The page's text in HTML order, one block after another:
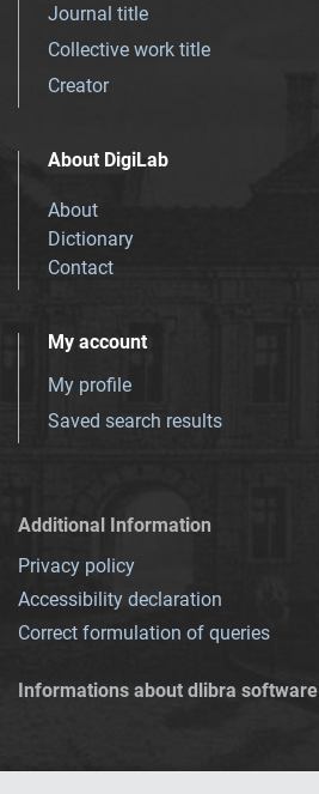
Journal title
Collective work title
Creator
About DigiLab
About
Dictionary
Contact
My account
My profile
Saved search results
Additional Information
Privacy policy
Accessibility declaration
Correct formulation of queries
Informations about dlibra software